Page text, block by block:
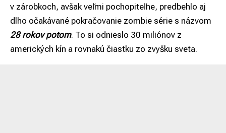
v zárobkoch, avšak veľmi pochopiteľne, predbehlo aj
dlho očakávané pokračovanie zombie série s názvom
28 rokov potom. To si odnieslo 30 miliónov z
amerických kín a rovnakú čiastku zo zvyšku sveta.